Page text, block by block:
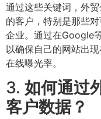
通过这些关键词，外
的客户，特别是那些
企业。通过在Google
以确保自己的网站出
在线曝光率。
3. 如何通过
客户数据？